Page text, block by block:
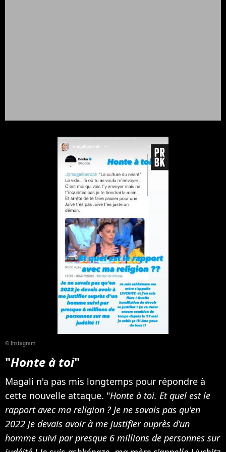
© Instagram
"Honte à toi"
Magali n'a pas mis longtemps pour répondre à
cette nouvelle attaque. "Honte à toi. Et quel est le
rapport avec ma religion ? Je ne savais pas qu'en
2022 je devais avoir à me justifier auprès d'un
homme suivi par presque 6 millions de personnes sur